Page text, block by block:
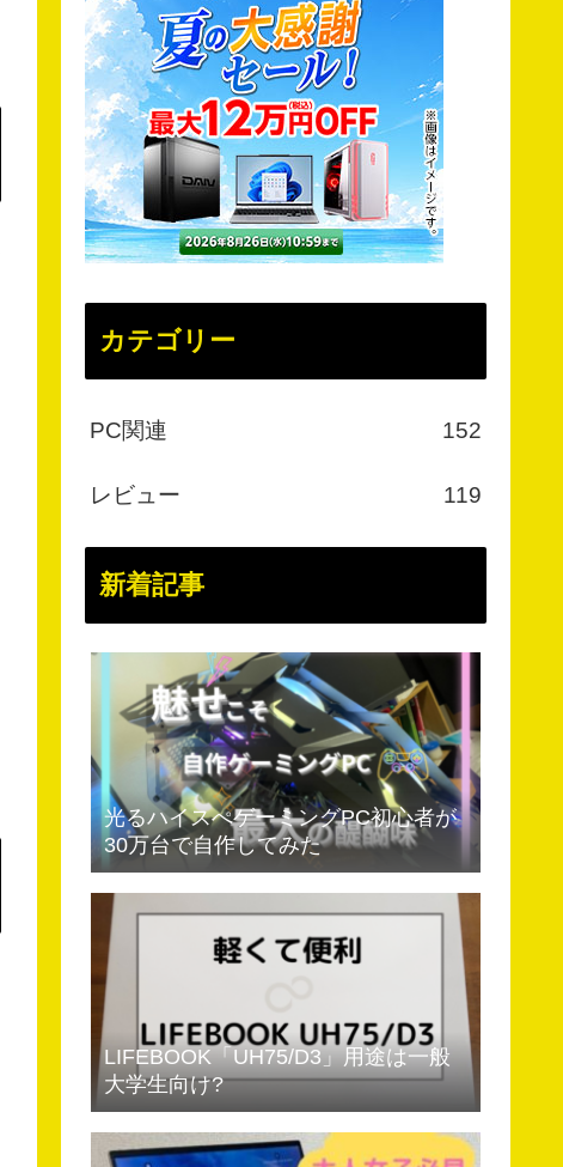
カテゴリー
PC関連 152
レビュー 119
新着記事
光るハイスぺゲーミングPC初心者が
30万台で自作してみた
LIFEBOOK「UH75/D3」用途は一般
大学生向け?